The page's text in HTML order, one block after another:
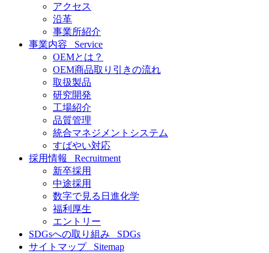
アクセス
沿革
事業所紹介
事業内容 Service
OEMとは？
OEM商品取り引きの流れ
取扱製品
研究開発
工場紹介
品質管理
統合マネジメントシステム
すばやい対応
採用情報 Recruitment
新卒採用
中途採用
数字で見る日進化学
福利厚生
エントリー
SDGsへの取り組み SDGs
サイトマップ Sitemap